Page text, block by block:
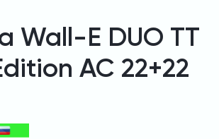
Wall-E DUO TT
AC 22+22